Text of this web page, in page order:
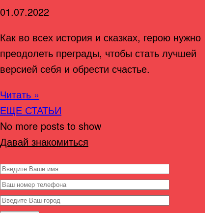
01.07.2022
Как во всех история и сказках, герою нужно
преодолеть преграды, чтобы стать лучшей
версией себя и обрести счастье.
Читать »
ЕЩЕ СТАТЬИ
No more posts to show
Давай знакомиться